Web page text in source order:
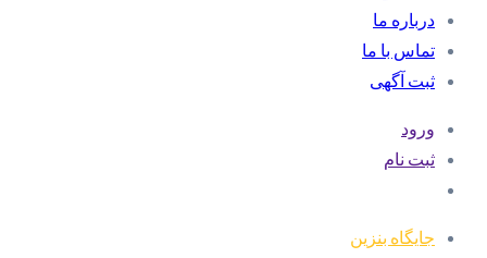
درباره ما
تماس با ما
ثبت آگهی
ورود
ثبت نام
جایگاه بنزین